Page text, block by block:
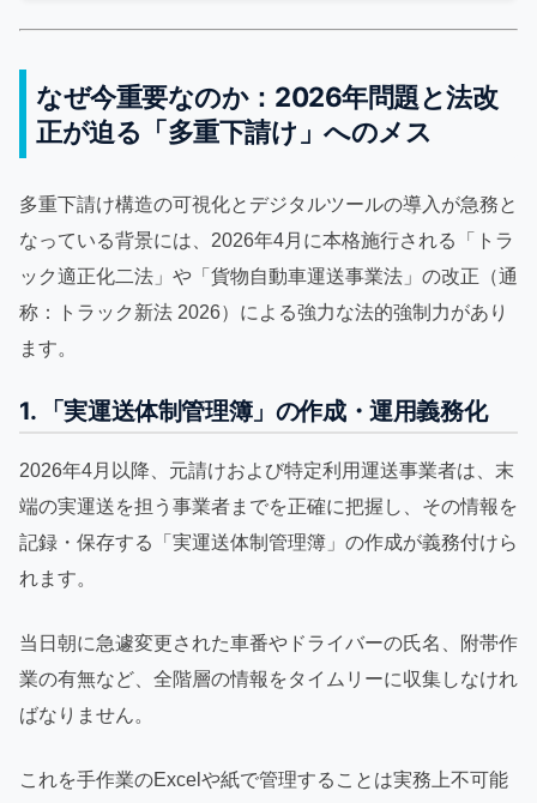
なぜ今重要なのか：2026年問題と法改
正が迫る「多重下請け」へのメス
多重下請け構造の可視化とデジタルツールの導入が急務と
なっている背景には、2026年4月に本格施行される「トラ
ック適正化二法」や「貨物自動車運送事業法」の改正（通
称：トラック新法 2026）による強力な法的強制力があり
ます。
1. 「実運送体制管理簿」の作成・運用義務化
2026年4月以降、元請けおよび特定利用運送事業者は、末
端の実運送を担う事業者までを正確に把握し、その情報を
記録・保存する「実運送体制管理簿」の作成が義務付けら
れます。
当日朝に急遽変更された車番やドライバーの氏名、附帯作
業の有無など、全階層の情報をタイムリーに収集しなけれ
ばなりません。
これを手作業のExcelや紙で管理することは実務上不可能